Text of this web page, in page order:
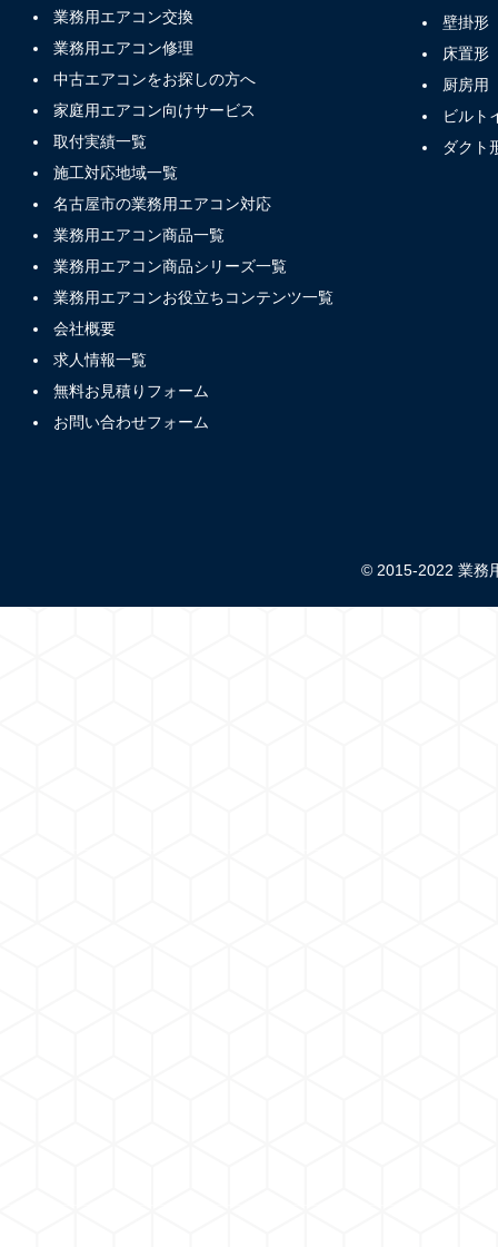
業務用エアコン交換
業務用エアコン修理
中古エアコンをお探しの方へ
家庭用エアコン向けサービス
取付実績一覧
施工対応地域一覧
名古屋市の業務用エアコン対応
業務用エアコン商品一覧
業務用エアコン商品シリーズ一覧
業務用エアコンお役立ちコンテンツ一覧
会社概要
求人情報一覧
無料お見積りフォーム
お問い合わせフォーム
壁掛形
床置形
厨房用
ビルト
ダクト
© 2015-2022 業務